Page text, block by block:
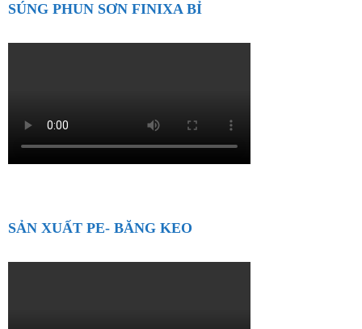
SÚNG PHUN SƠN FINIXA BỈ
SẢN XUẤT PE- BĂNG KEO